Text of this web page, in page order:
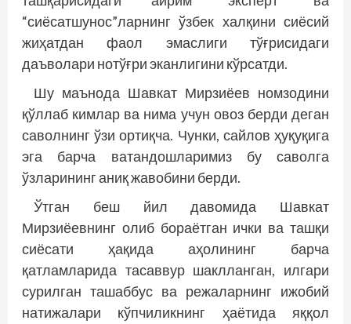
“сиёсатшунос”ларнинг ўзбек халқини сиёсий
жиҳатдан фаол эмаслиги тўғрисидаги
даъволари нотўғри эканлигини кўрсатди.
Шу маънода Шавкат Мирзиёев номзодини
қўллаб кимлар ва нима учун овоз берди деган
саволнинг ўзи ортиқча. Чунки, сайлов ҳуқуқига
эга барча ватандошларимиз бу саволга
ўзларининг аниқ жавобини берди.
Ўтган беш йил давомида Шавкат
Мирзиёевнинг олиб бораётган ички ва ташқи
сиёсати ҳақида аҳолининг барча
қатламларида тасаввур шаклланган, илгари
сурилган ташаббус ва режаларнинг ижобий
натижалари кўпчиликнинг ҳаётида яққол